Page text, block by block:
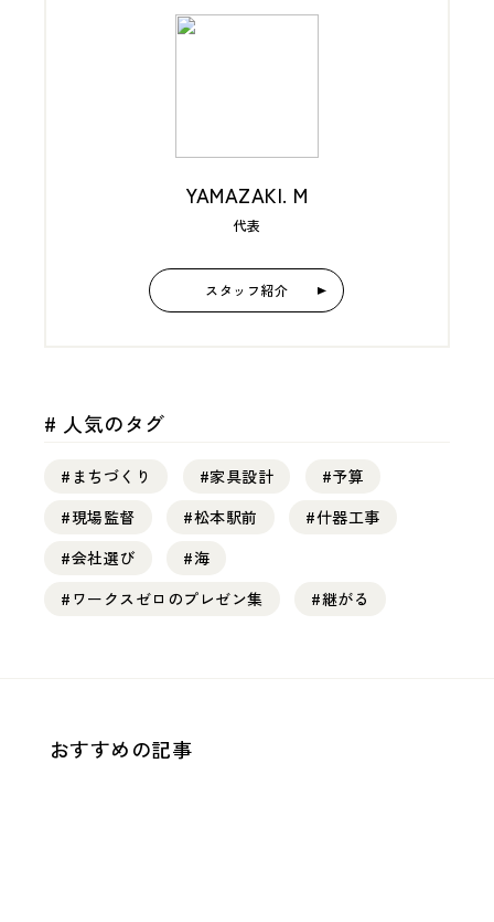
YAMAZAKI. M
代表
スタッフ紹介
# 人気のタグ
#まちづくり #家具設計
#予算
#現場監督
#松本駅前
#什器工事
#会社選び
#海
#ワークスゼロのプレゼン集
#継がる
おすすめの記事